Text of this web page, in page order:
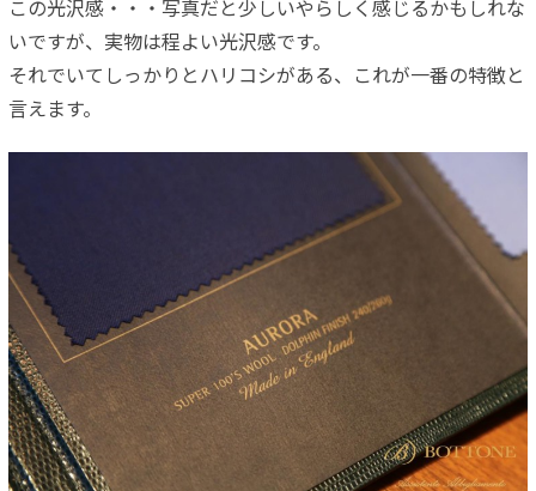
この光沢感・・・写真だと少しいやらしく感じるかもしれな
いですが、実物は程よい光沢感です。
それでいてしっかりとハリコシがある、これが一番の特徴と
言えます。